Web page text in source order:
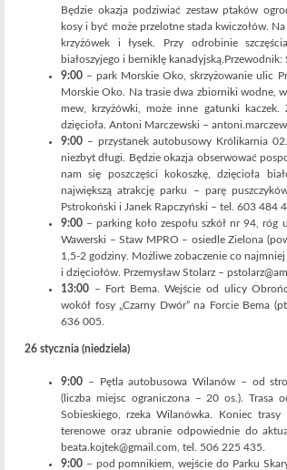
Będzie okazja podziwiać zestaw ptaków
kosy i być może przelotne stada kwiczołów.
krzyżówek i łysek. Przy odrobinie
białoszyjego i berniklę
9:00 – park Morskie Oko, skrzyżowanie ulic
Morskie Oko. Na trasie dwa zbiorniki wodne,
mew, krzyżówki, może inne gatunki
dzięcioła. Antoni Marczewski –
9:00 – przystanek autobusowy Królikarnia
niezbyt długi. Będzie okazja obserwować
nam się poszczęści kokoszkę, dzięcioła
największą atrakcję parku – parę
Pstrokoński i Janek Rapczyński – tel. 603 484
9:00 – parking koło zespołu szkół nr 94, róg
Wawerski – Staw MPRO – osiedle Zielona
1,5-2 godziny. Możliwe zobaczenie co
i dzięciołów. Przemysław Stolarz –
13:00 – Fort Bema. Wejście od ulicy
wokół fosy „Czarny Dwór” na Forcie Bema
636 005.
26 stycznia (niedziela)
9:00 – Pętla autobusowa Wilanów – od
(liczba miejsc ograniczona – 20 os.). Trasa
Sobieskiego, rzeka Wilanówka. Koniec
terenowe oraz ubranie odpowiednie do
beata.kojtek@gmail.com, tel. 506 225 435.
9:00 – pod pomnikiem, wejście do Parku